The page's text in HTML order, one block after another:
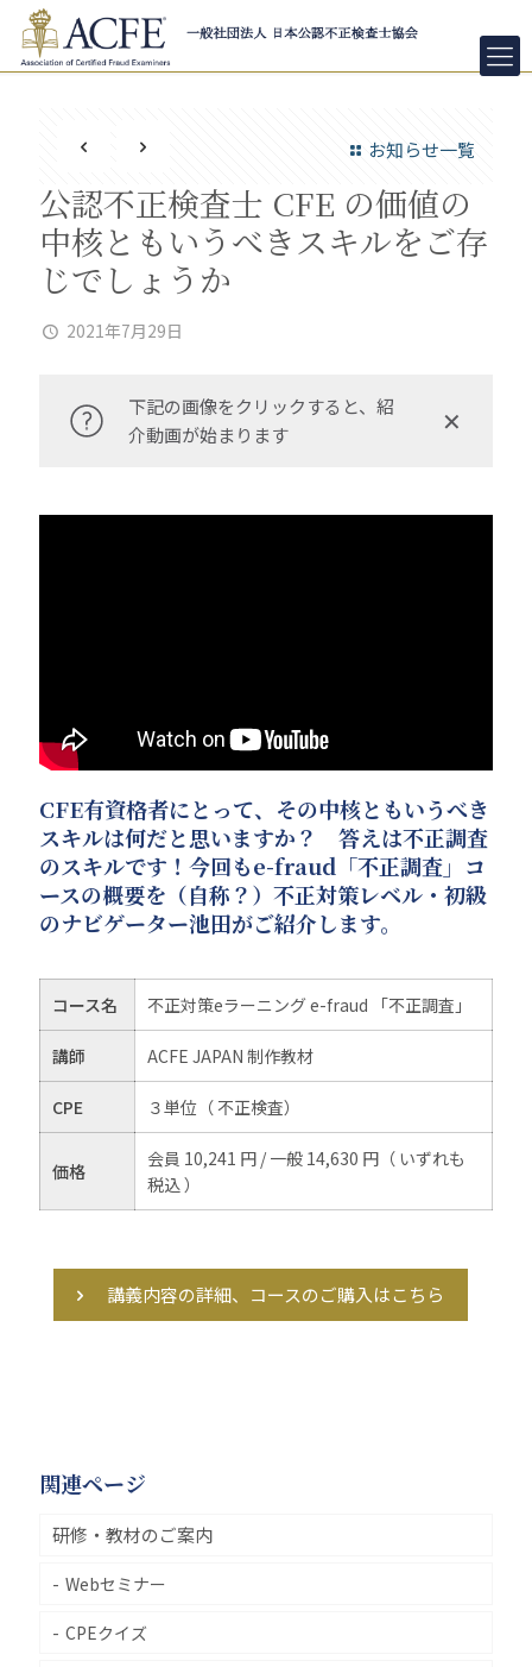
お知らせ一覧
公認不正検査士 CFE の価値の
中核ともいうべきスキルをご存
じでしょうか
2021年7月29日
下記の画像をクリックすると、紹
介動画が始まります
✕
CFE有資格者にとって、その中核ともいうべき
スキルは何だと思いますか？ 答えは不正調査
のスキルです！今回もe-fraud「不正調査」コ
ースの概要を（自称？）不正対策レベル・初級
のナビゲーター池田がご紹介します。
コース名 不正対策eラーニング e-fraud 「不正調査」
講師 ACFE JAPAN 制作教材
CPE ３単位（ 不正検査）
価格
会員 10,241 円 / 一般 14,630 円（ いずれも
税込 ）
講義内容の詳細、コースのご購入はこちら
関連ページ
研修・教材のご案内
Webセミナー
CPEクイズ